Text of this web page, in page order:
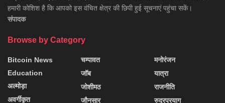
हमारी कोशिश है कि आपको इस वंचित क्षेत्र की छिपी हुई सूचनाएं पहुंचा सकें।
संपादक
Browse by Category
Bitcoin News
Education
अल्मोड़ा
अवर्गीकृत
चम्पावत
जॉब
जोशीमठ
जौनसार
मनोरंजन
यात्रा
राजनीति
रुद्रप्रयाग